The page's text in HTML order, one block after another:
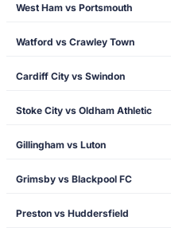
West Ham vs Portsmouth
Watford vs Crawley Town
Cardiff City vs Swindon
Stoke City vs Oldham Athletic
Gillingham vs Luton
Grimsby vs Blackpool FC
Preston vs Huddersfield